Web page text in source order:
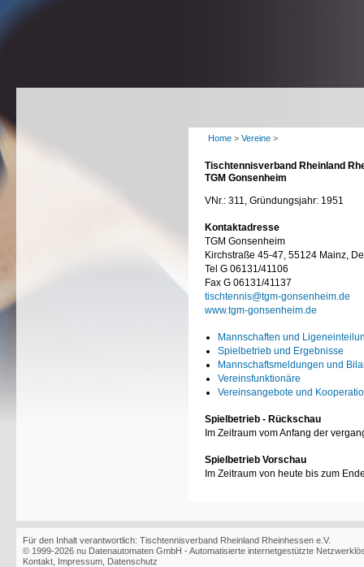
Home > Vereine >
Tischtennisverband Rheinland
TGM Gonsenheim
VNr.: 311, Gründungsjahr: 1951
Kontaktadresse
TGM Gonsenheim
Kirchstraße 45-47, 55124 Mainz,
Tel G 06131/41106
Fax G 06131/41137
tischtennis@tgm-gonsenheim.de
www.tgm-gonsenheim.de
Mannschaften und
Spielbetrieb und Ergebnisse
Mannschaftsmeldungen und
Vereinsfunktionäre
Vereinsangebote und
Spielbetrieb - Rückschau
Im Zeitraum vom Anfang der
Spielbetrieb Vorschau
Im Zeitraum von heute bis zum
Für den Inhalt verantwortlich: Tischtennisverband Rheinland Rheinhessen e.V.
© 1999-2026 nu Datenautomaten GmbH - Automatisierte internetgestützte
Kontakt Impressum Datenschutz